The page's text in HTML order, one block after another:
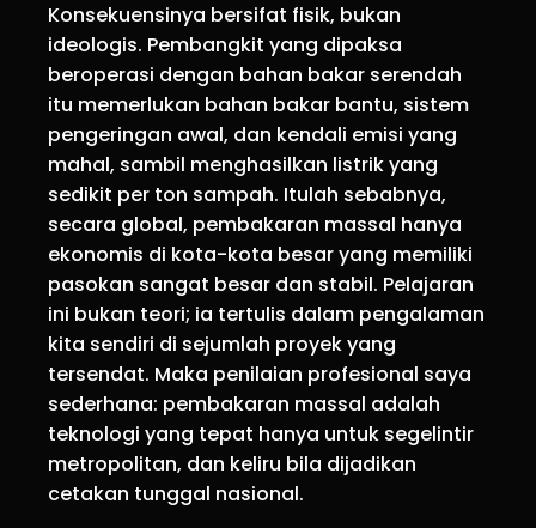
Konsekuensinya bersifat fisik, bukan
ideologis. Pembangkit yang dipaksa
beroperasi dengan bahan bakar serendah
itu memerlukan bahan bakar bantu, sistem
pengeringan awal, dan kendali emisi yang
mahal, sambil menghasilkan listrik yang
sedikit per ton sampah. Itulah sebabnya,
secara global, pembakaran massal hanya
ekonomis di kota-kota besar yang memiliki
pasokan sangat besar dan stabil. Pelajaran
ini bukan teori; ia tertulis dalam pengalaman
kita sendiri di sejumlah proyek yang
tersendat. Maka penilaian profesional saya
sederhana: pembakaran massal adalah
teknologi yang tepat hanya untuk segelintir
metropolitan, dan keliru bila dijadikan
cetakan tunggal nasional.